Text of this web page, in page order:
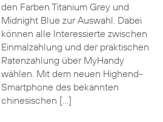
den Farben Titanium Grey und
Midnight Blue zur Auswahl. Dabei
können alle Interessierte zwischen
Einmalzahlung und der praktischen
Ratenzahlung über MyHandy
wählen. Mit dem neuen Highend-
Smartphone des bekannten
chinesischen […]